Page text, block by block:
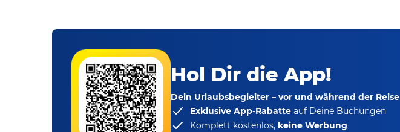
Hol Dir die App!
Dein Urlaubsbegleiter – vor und während der Reise
Exklusive App-Rabatte auf Deine Buchungen
Komplett kostenlos, keine Werbung